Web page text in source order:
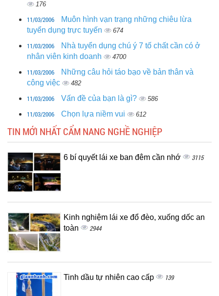
176
11/03/2006
Muôn hình vạn trạng những chiêu lừa
tuyển dụng trực tuyến
674
11/03/2006
Nhà tuyển dụng chú ý 7 tố chất cần có ở
nhân viên kinh doanh
4700
11/03/2006
Những câu hỏi táo bạo về bản thân và
công việc
482
11/03/2006 Vấn đề của bạn là gì? 586
11/03/2006 Chọn lựa niềm vui 612
TIN MỚI NHẤT CẨM NANG NGHỀ NGHIỆP
6 bí quyết lái xe ban đêm cần nhớ 3115
Kinh nghiệm lái xe đổ đèo, xuống dốc an
toàn
2944
Tinh dầu tự nhiên cao cấp 139